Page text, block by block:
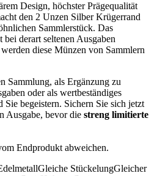
Design, höchster Prägequalität
den 2 Unzen Silber Krügerrand
Sammlerstück. Das
bei derart seltenen Ausgaben
diese Münzen von Sammlern
Sammlung, als Ergänzung zu
oder als wertbeständiges
begeistern. Sichern Sie sich jetzt
Ausgabe, bevor die streng limitierte
Endprodukt abweichen.
Gleiche StückelungGleicher